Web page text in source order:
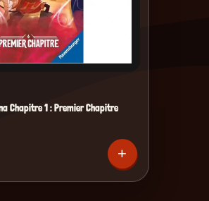
Chapitre 1 : Premier Chapitre
+